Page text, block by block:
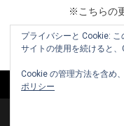
※こちらの
Copyright © 2010-2026
プライバシーと Cookie:
サイトの使用を続けると、
Cookie の管理方法を含め
ポリシー